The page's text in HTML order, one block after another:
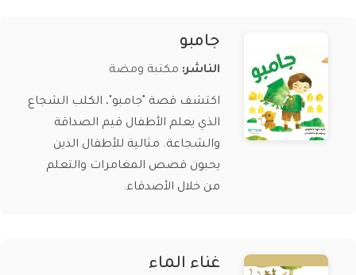
جامبو
الناشر: مكتبة ومضة
اكتشف قصة "جامبو"، الكلب الشجاع
الذي يعلم الأطفال قيم الصداقة
والشجاعة. مثالية للأطفال الذين
يحبون قصص المغامرات والتعلم
من خلال الأصدقاء.
غناء الماء